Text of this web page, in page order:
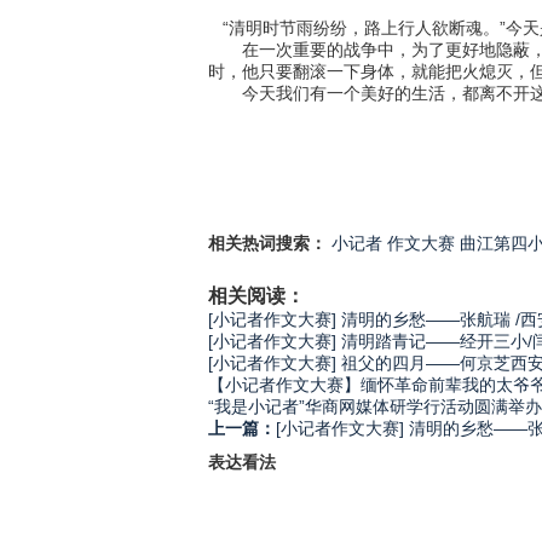
“清明时节雨纷纷，路上行人欲断魂。”今
在一次重要的战争中，为了更好地隐蔽，
时，他只要翻滚一下身体，就能把火熄灭，
今天我们有一个美好的生活，都离不开这
相关热词搜索： 小记者 作文大赛 曲江第四
相关阅读：
[小记者作文大赛] 清明的乡愁——张航瑞 /西
[小记者作文大赛] 清明踏青记——经开三小/
[小记者作文大赛] 祖父的四月——何京芝西
【小记者作文大赛】缅怀革命前辈我的太爷
“我是小记者”华商网媒体研学行活动圆满举办
上一篇： [小记者作文大赛] 清明的乡愁——
表达看法